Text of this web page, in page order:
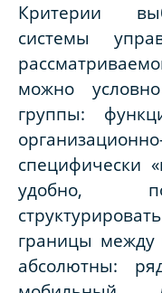
Критерии
системы
можно
группы:
специфически
удобно,
границы между
абсолютны: